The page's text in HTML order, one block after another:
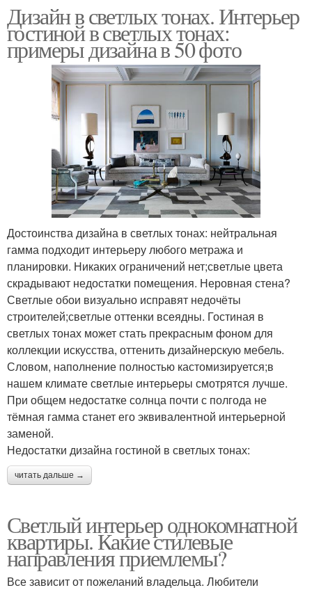
Дизайн в светлых тонах. Интерьер
гостиной в светлых тонах:
примеры дизайна в 50 фото
Достоинства дизайна в светлых тонах: нейтральная
гамма подходит интерьеру любого метража и
планировки. Никаких ограничений нет;светлые цвета
скрадывают недостатки помещения. Неровная стена?
Светлые обои визуально исправят недочёты
строителей;светлые оттенки всеядны. Гостиная в
светлых тонах может стать прекрасным фоном для
коллекции искусства, оттенить дизайнерскую мебель.
Словом, наполнение полностью кастомизируется;в
нашем климате светлые интерьеры смотрятся лучше.
При общем недостатке солнца почти с полгода не
тёмная гамма станет его эквивалентной интерьерной
заменой.
Недостатки дизайна гостиной в светлых тонах:
читать дальше →
Светлый интерьер однокомнатной
квартиры. Какие стилевые
направления приемлемы?
Все зависит от пожеланий владельца. Любители